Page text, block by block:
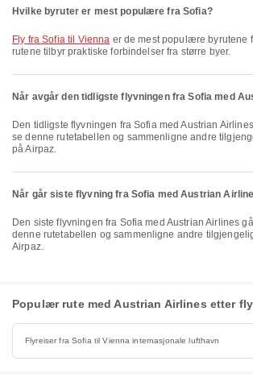
Hvilke byruter er mest populære fra Sofia?
fly fra Sofia til Vienna er de mest populære byrutene
rutene tilbyr praktiske forbindelser fra større byer.
Når avgår den tidligste flyvningen fra Sofia med
Den tidligste flyvningen fra Sofia med Austrian Airlines går kl. 07:55. Du kan
se denne rutetabellen og sammenligne andre
på Airpaz.
Når går siste flyvning fra Sofia med Austrian
Den siste flyvningen fra Sofia med Austrian Airlines går kl. 19:05. Du kan se
denne rutetabellen og sammenligne andre
Airpaz.
Populær rute med Austrian Airlines etter
Flyreiser fra Sofia til Vienna internasjonale lufthavn